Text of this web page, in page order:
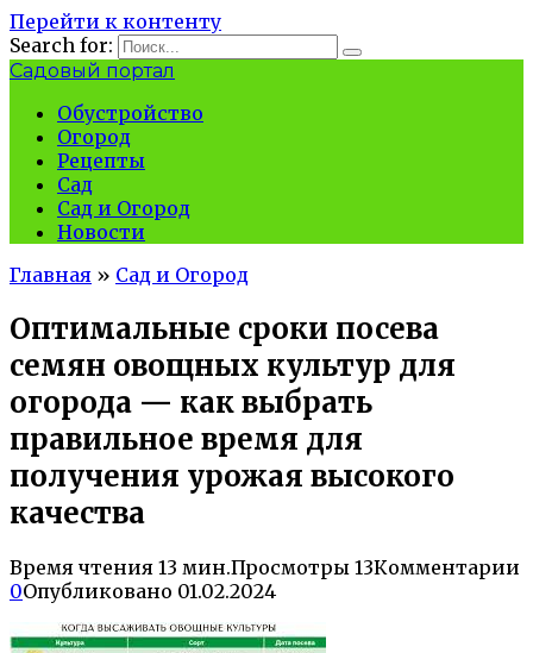
Перейти к контенту
Search for:
Садовый портал
Обустройство
Огород
Рецепты
Сад
Сад и Огород
Новости
Главная » Сад и Огород
Оптимальные сроки посева
семян овощных культур для
огорода — как выбрать
правильное время для
получения урожая высокого
качества
Время чтения 13 мин.Просмотры 13Комментарии
0Опубликовано 01.02.2024